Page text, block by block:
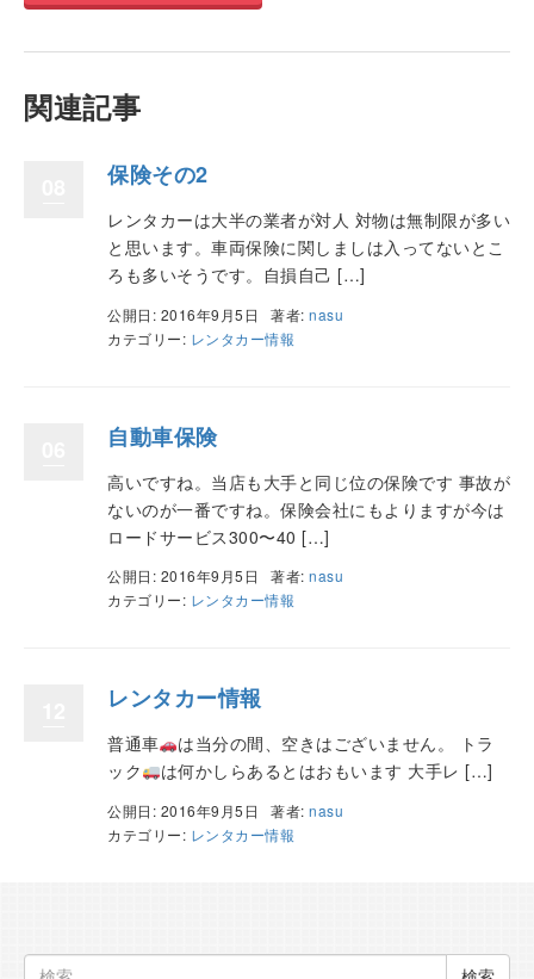
関連記事
保険その2
レンタカーは大半の業者が対人 対物は無制限が多い
と思います。車両保険に関しましは入ってないとこ
ろも多いそうです。自損自己 […]
公開日: 2016年9月5日 著者: nasu
カテゴリー: レンタカー情報
自動車保険
高いですね。当店も大手と同じ位の保険です 事故が
ないのが一番ですね。保険会社にもよりますが今は
ロードサービス300〜40 […]
公開日: 2016年9月5日 著者: nasu
カテゴリー: レンタカー情報
レンタカー情報
普通車
は当分の間、空きはございません。 トラ
ック
は何かしらあるとはおもいます 大手レ […]
公開日: 2016年9月5日 著者: nasu
カテゴリー: レンタカー情報